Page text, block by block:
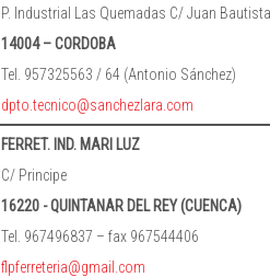
P. Industrial Las Quemadas C/ Juan
14004 – CORDOBA
Tel. 957325563 / 64 (Antonio Sánchez)
dpto.tecnico@sanchezlara.com
FERRET. IND. MARI LUZ
C/ Principe
16220 - QUINTANAR DEL REY (CUENCA)
Tel. 967496837 – fax 967544406
flpferreteria@gmail.com